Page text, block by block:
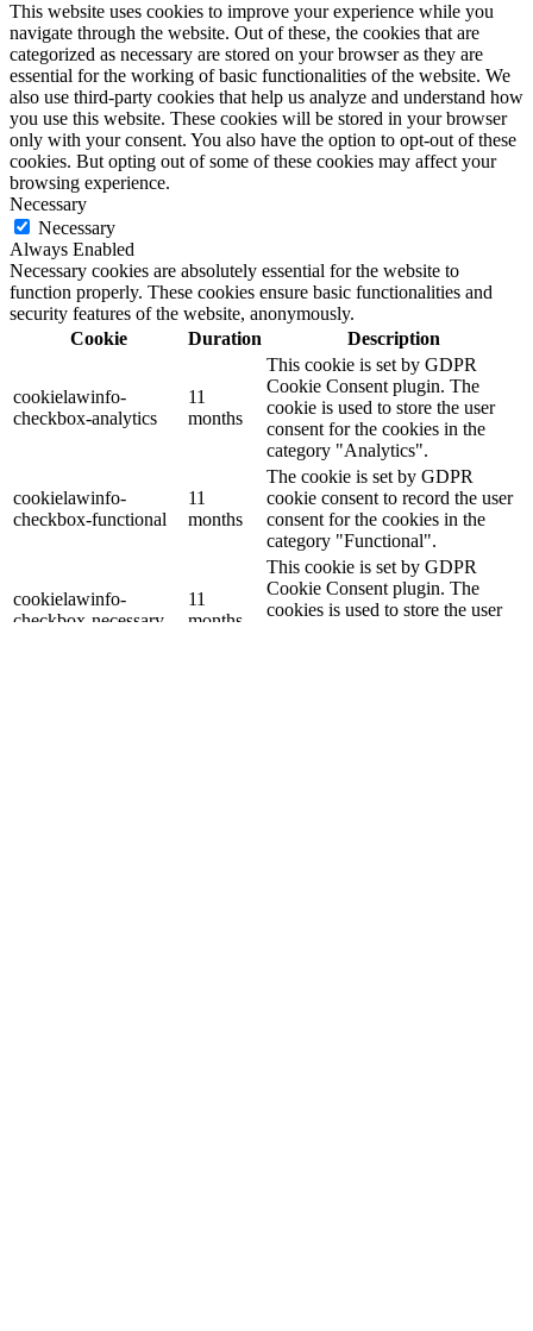
This website uses cookies to improve your experience while you
navigate through the website. Out of these, the cookies that are
categorized as necessary are stored on your browser as they are
essential for the working of basic functionalities of the website. We
also use third-party cookies that help us analyze and understand how
you use this website. These cookies will be stored in your browser
only with your consent. You also have the option to opt-out of these
cookies. But opting out of some of these cookies may affect your
browsing experience.
Necessary
Necessary
Always Enabled
Necessary cookies are absolutely essential for the website to
function properly. These cookies ensure basic functionalities and
security features of the website, anonymously.
Cookie
Duration Description
cookielawinfo-
checkbox-analytics
11
months
This cookie is set by GDPR
Cookie Consent plugin. The
cookie is used to store the user
consent for the cookies in the
category "Analytics".
cookielawinfo-
checkbox-functional
11
months
The cookie is set by GDPR
cookie consent to record the user
consent for the cookies in the
category "Functional".
cookielawinfo-
checkbox-necessary
11
months
This cookie is set by GDPR
Cookie Consent plugin. The
cookies is used to store the user